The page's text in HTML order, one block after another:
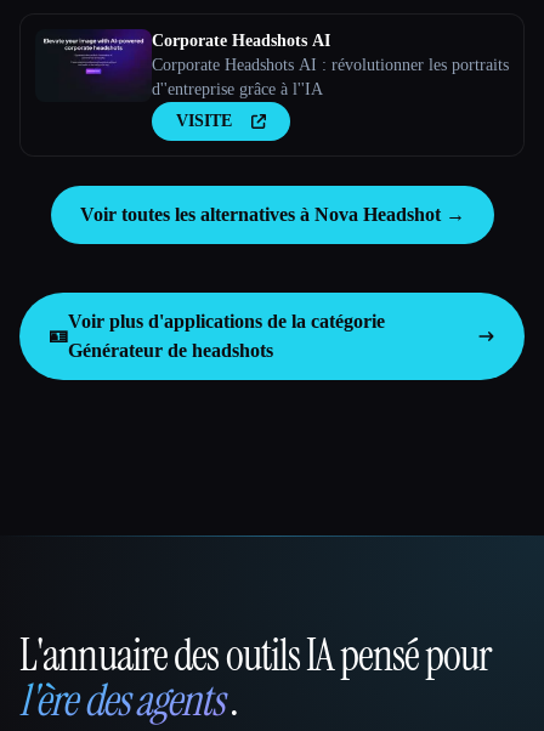
Corporate Headshots AI
Corporate Headshots AI : révolutionner les portraits
d''entreprise grâce à l''IA
VISITE
Voir toutes les alternatives à Nova Headshot →
🪪
Voir plus d'applications de la catégorie
Générateur de headshots
That AI Collection
L'annuaire des outils IA pensé pour
l'ère des agents.